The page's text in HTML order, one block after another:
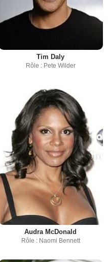
Tim Daly
Rôle : Pete Wilder
Audra McDonald
Rôle : Naomi Bennett